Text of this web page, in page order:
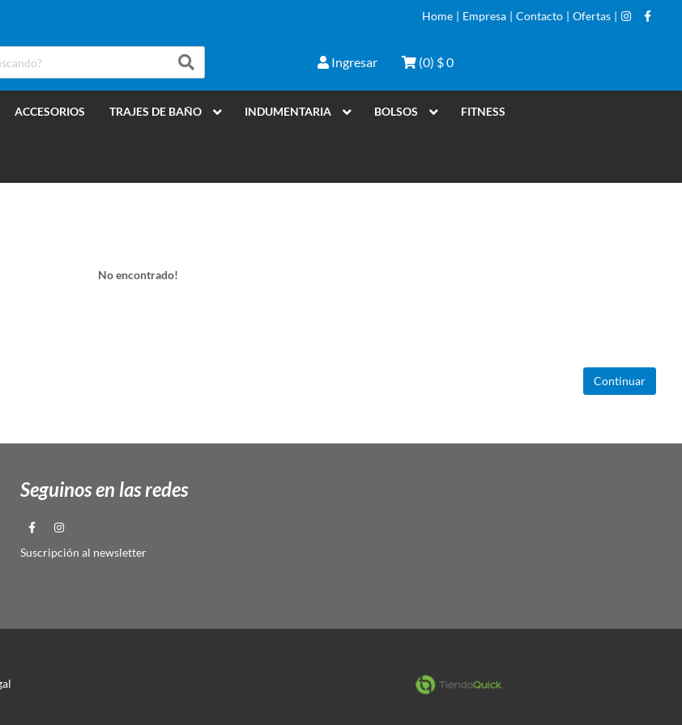
Home | Empresa | Contacto | Ofertas |
Ingresar (0) $ 0
ACCESORIOS TRAJES DE BAÑO INDUMENTARIA BOLSOS FITNESS
No encontrado!
Continuar
Seguinos en las redes
Suscripción al newsletter